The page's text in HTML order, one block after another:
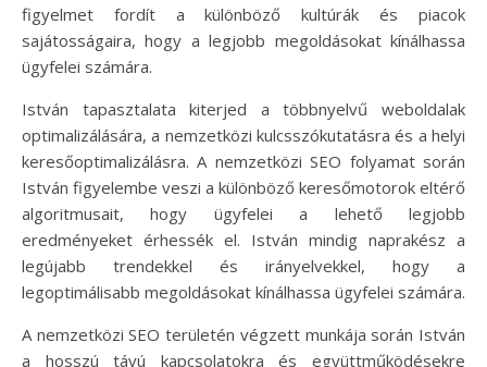
figyelmet fordít a különböző kultúrák és piacok
sajátosságaira, hogy a legjobb megoldásokat kínálhassa
ügyfelei számára.
István tapasztalata kiterjed a többnyelvű weboldalak
optimalizálására, a nemzetközi kulcsszókutatásra és a helyi
keresőoptimalizálásra. A nemzetközi SEO folyamat során
István figyelembe veszi a különböző keresőmotorok eltérő
algoritmusait, hogy ügyfelei a lehető legjobb
eredményeket érhessék el. István mindig naprakész a
legújabb trendekkel és irányelvekkel, hogy a
legoptimálisabb megoldásokat kínálhassa ügyfelei számára.
A nemzetközi SEO területén végzett munkája során István
a hosszú távú kapcsolatokra és együttműködésekre